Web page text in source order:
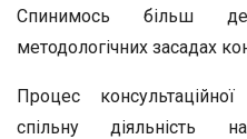
Спинимось більш
методологічних засадах
Процес
спільну діяльність